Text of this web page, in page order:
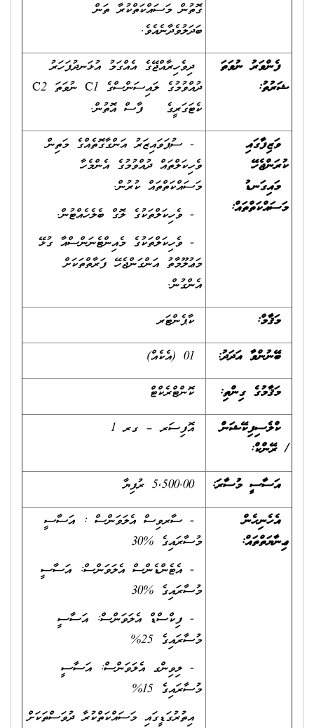
ގޮތުން މަސައްކަތްކުރާ ތަން
ބަދަލުވެދާނެއެވެ.
ފެންވަރު ނުވަތަ
ޝަރުތު:
ދިވެހިރާއްޖޭގެ އެއްގަމު އުޅަނދުފަހަރު
ދުއްވުމުގެ ލައިސަންސްގެ C1 ނުވަތަ C2
ކެޓަގަރީގެ ފާސް އޮތުން.
ވަޒިފާގައި
ކުރަންޖެހޭ
މައިގަނޑު
މަސައްކަތްތައް:
- ސުޕަވައިޒަރު އަންގާގޮތެއްގެ މަތިން
ވެހިކަލްތައް ދުއްވުމުގެ އެންމެހާ
މަސައްކަތްތައް ކުރުން.
- ވެހިކަލްތަކުގެ ލޮގް ބެލެހެއްޓުން.
- ވެހިކަލްތަކުގެ މެއިންޓެނަންސްއާ ގުޅޭ
މަޢުލޫމާތު އަންގަންޖެހޭ ފަރާތްތަކަށް
އެންގުން.
މަޤާމް:
ކާޕެންޓަރ
ބޭނުންވާ އަދަދު:
މަޤާމުގެ ގިންތި:
ކޮންޓްރެކްޓް
ކްލެސިފިކޭޝަން
/ރޭންކް:
އޮފިސަރ – ގރ 1
އަސާސީ މުސާރަ:
5,500.00 ރުފިޔާ
އެހެނިހެން
ޢިނާޔަތްތައް:
- ސާރވިސް އެލަވަންސް : އަސާސީ
މުސާރައިގެ %30
- އެޓެންޑެންސް އެލަވަންސް: އަސާސީ
މުސާރައިގެ %30
- ފިކްސްޑް އެލަވަންސް: އަސާސީ
މުސާރައިގެ 25%
- ލިވިންގ އެލަވަންސް: އަސާސީ
މުސާރައިގެ 15%
އިތުރުގަޑީގައި މަސައްކަތްކުރާ ދުވަސްތަކަށް